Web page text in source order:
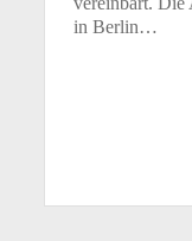
in Berlin…